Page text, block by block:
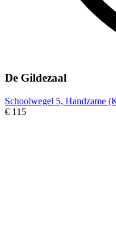
De Gildezaal
Schoolwegel 5, Handzame
€ 115